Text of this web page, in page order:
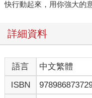
快行動起來，用你強大的
詳細資料
語言 中文繁體
ISBN